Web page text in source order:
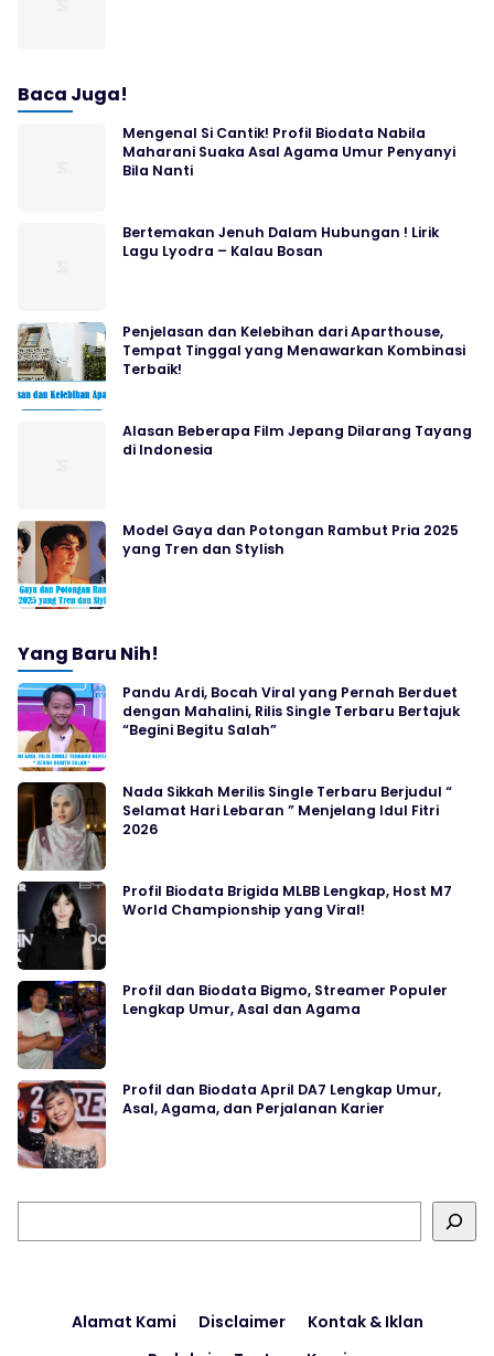
Baca Juga!
Mengenal Si Cantik! Profil Biodata Nabila
Maharani Suaka Asal Agama Umur Penyanyi
Bila Nanti
Bertemakan Jenuh Dalam Hubungan ! Lirik
Lagu Lyodra – Kalau Bosan
Penjelasan dan Kelebihan dari Aparthouse,
Tempat Tinggal yang Menawarkan Kombinasi
Terbaik!
Alasan Beberapa Film Jepang Dilarang Tayang
di Indonesia
Model Gaya dan Potongan Rambut Pria 2025
yang Tren dan Stylish
Yang Baru Nih!
Pandu Ardi, Bocah Viral yang Pernah Berduet
dengan Mahalini, Rilis Single Terbaru Bertajuk
“Begini Begitu Salah”
Nada Sikkah Merilis Single Terbaru Berjudul “
Selamat Hari Lebaran ” Menjelang Idul Fitri
2026
Profil Biodata Brigida MLBB Lengkap, Host M7
World Championship yang Viral!
Profil dan Biodata Bigmo, Streamer Populer
Lengkap Umur, Asal dan Agama
Profil dan Biodata April DA7 Lengkap Umur,
Asal, Agama, dan Perjalanan Karier
Alamat Kami Disclaimer
Kontak & Iklan